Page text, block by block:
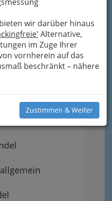
bieten wir darüber hinaus
Alternative,
im Zuge Ihrer
vornherein auf das
beschränkt – nähere
Zustimmen & Weiter
so richtig